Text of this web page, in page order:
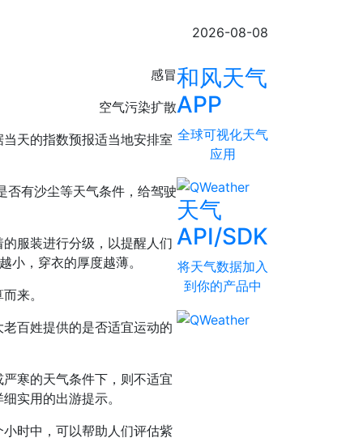
2026-08-08
感冒
空气污染扩散
天的指数预报适当地安排室
否有沙尘等天气条件，给驾驶
服装进行分级，以提醒人们
，穿衣的厚度越薄。
来。
百姓提供的是否适宜运动的
寒的天气条件下，则不适宜
实用的出游提示。
时中，可以帮助人们评估紫
和风天气
APP
全球可视化天气
应用
天气
API/SDK
将天气数据加入
到你的产品中